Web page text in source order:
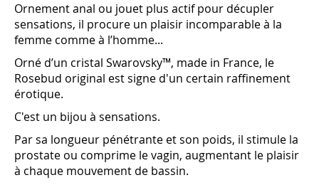
Ornement anal ou jouet plus actif pour décupler
sensations, il procure un plaisir incomparable à la
femme comme à l’homme...
Orné d’un cristal Swarovsky™, made in France, le
Rosebud original est signe d'un certain raffinement
érotique.
C'est un bijou à sensations.
Par sa longueur pénétrante et son poids, il stimule la
prostate ou comprime le vagin, augmentant le plaisir
à chaque mouvement de bassin.